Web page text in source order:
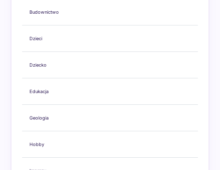
Budownictwo
Dzieci
Dziecko
Edukacja
Geologia
Hobby